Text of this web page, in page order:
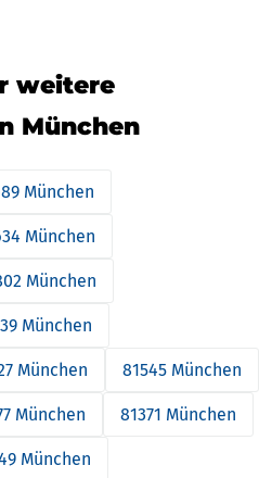
weitere
München
München
München
München
München
München 81545 München
München 81371 München
München